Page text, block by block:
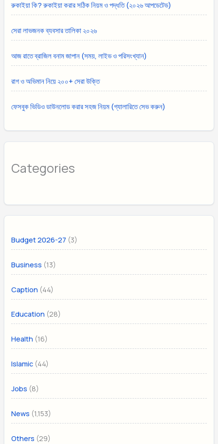
রুকাইয়া কি? রুকাইয়া করার সঠিক নিয়ম ও পদ্ধতি (২০২৬ আপডেটেড)
সেরা লাভজনক ব্যবসার তালিকা ২০২৬
আজ রাতে ব্রাজিল বনাম জাপান (সময়, লাইভ ও পরিসংখ্যান)
রাগ ও অভিমান নিয়ে ২০০+ সেরা উক্তি
ফেসবুক ভিডিও ডাউনলোড করার সহজ নিয়ম (গ্যালারিতে সেভ করুন)
Categories
Budget 2026-27 (3)
Business (13)
Caption (44)
Education (28)
Health (16)
Islamic (44)
Jobs (8)
News (1,153)
Others (29)